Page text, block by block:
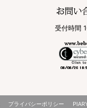
受付時間
プライバシーポリシー